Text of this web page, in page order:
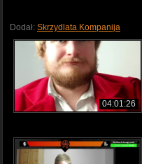
Dodał: Skrzydlata Kompanija
04:01:26